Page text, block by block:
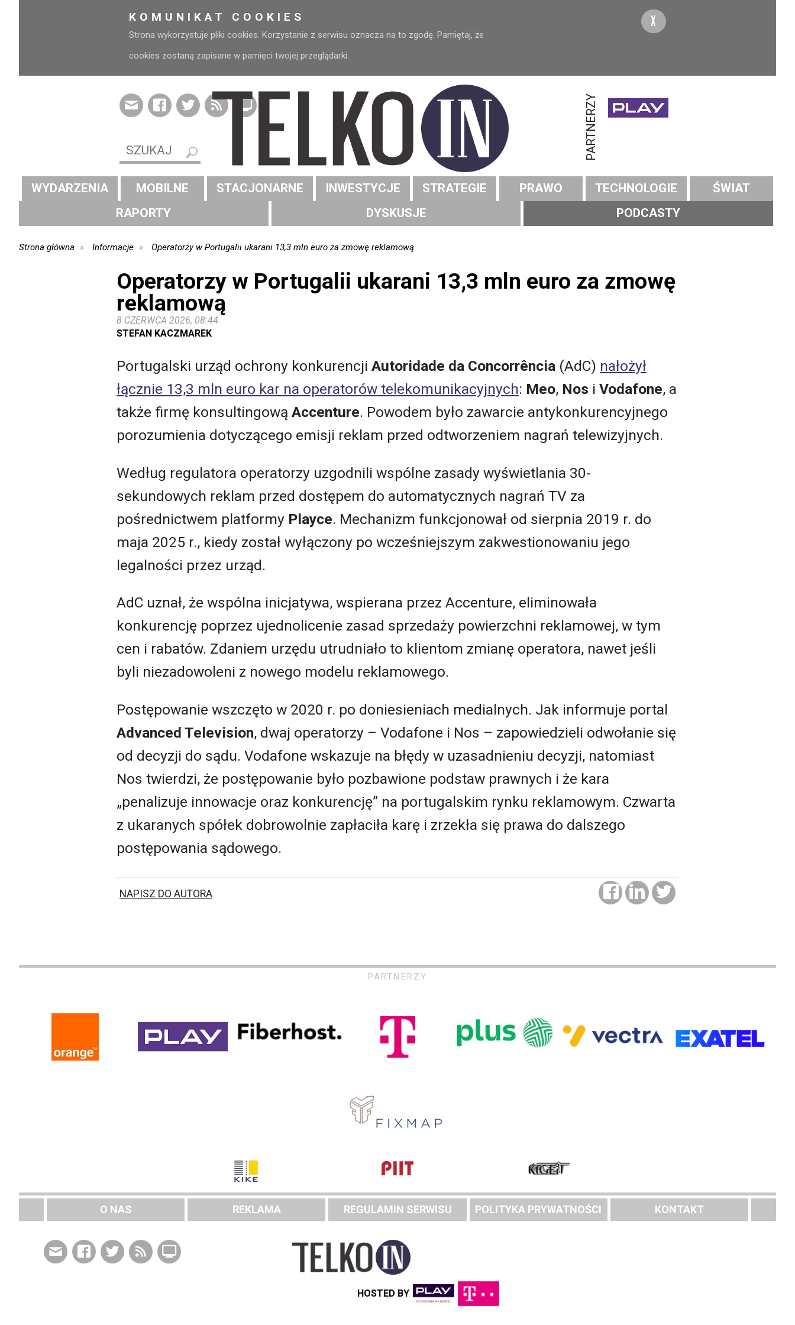
KOMUNIKAT COOKIES
Strona wykorzystuje pliki cookies. Korzystanie z serwisu oznacza na to zgodę. Pamiętaj, że
cookies zostaną zapisane w pamięci twojej przeglądarki.
X
PARTNERZY
WYDARZENIA MOBILNE STACJONARNE INWESTYCJE STRATEGIE PRAWO TECHNOLOGIE
ŚWIAT
RAPORTY
DYSKUSJE PODCASTY
Strona główna Informacje Operatorzy w Portugalii ukarani 13,3 mln euro za zmowę reklamową
Operatorzy w Portugalii ukarani 13,3 mln euro za zmowę
reklamową
8 CZERWCA 2026, 08:44
STEFAN KACZMAREK
Portugalski urząd ochrony konkurencji Autoridade da Concorrência (AdC) nałożył
łącznie 13,3 mln euro kar na operatorów telekomunikacyjnych: Meo, Nos i Vodafone, a
także firmę konsultingową Accenture. Powodem było zawarcie antykonkurencyjnego
porozumienia dotyczącego emisji reklam przed odtworzeniem nagrań telewizyjnych.
Według regulatora operatorzy uzgodnili wspólne zasady wyświetlania 30-
sekundowych reklam przed dostępem do automatycznych nagrań TV za
pośrednictwem platformy Playce. Mechanizm funkcjonował od sierpnia 2019 r. do
maja 2025 r., kiedy został wyłączony po wcześniejszym zakwestionowaniu jego
legalności przez urząd.
AdC uznał, że wspólna inicjatywa, wspierana przez Accenture, eliminowała
konkurencję poprzez ujednolicenie zasad sprzedaży powierzchni reklamowej, w tym
cen i rabatów. Zdaniem urzędu utrudniało to klientom zmianę operatora, nawet jeśli
byli niezadowoleni z nowego modelu reklamowego.
Postępowanie wszczęto w 2020 r. po doniesieniach medialnych. Jak informuje portal
Advanced Television, dwaj operatorzy – Vodafone i Nos – zapowiedzieli odwołanie się
od decyzji do sądu. Vodafone wskazuje na błędy w uzasadnieniu decyzji, natomiast
Nos twierdzi, że postępowanie było pozbawione podstaw prawnych i że kara
„penalizuje innowacje oraz konkurencję” na portugalskim rynku reklamowym. Czwarta
z ukaranych spółek dobrowolnie zapłaciła karę i zrzekła się prawa do dalszego
postępowania sądowego.
NAPISZ DO AUTORA
PARTNERZY
O NAS REKLAMA REGULAMIN SERWISU POLITYKA PRYWATNOŚCI KONTAKT
HOSTED BY